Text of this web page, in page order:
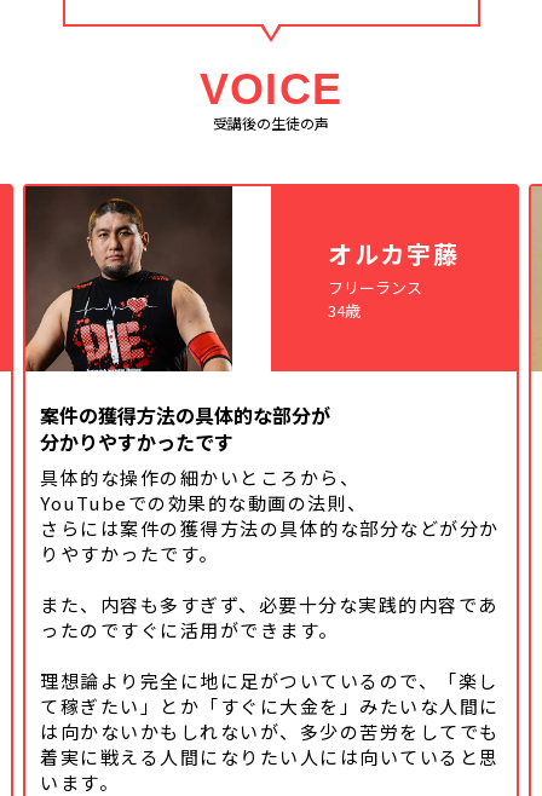
VOICE
受講後の生徒の声
オルカ宇藤
フリーランス
34歳
案件の獲得方法の具体的な部分が
分かりやすかったです
具体的な操作の細かいところから、
YouTubeでの効果的な動画の法則、
さらには案件の獲得方法の具体的な部分などが分か
りやすかったです。
また、内容も多すぎず、必要十分な実践的内容であ
ったのですぐに活用ができます。
理想論より完全に地に足がついているので、「楽し
て稼ぎたい」とか「すぐに大金を」みたいな人間に
は向かないかもしれないが、多少の苦労をしてでも
着実に戦える人間になりたい人には向いていると思
います。